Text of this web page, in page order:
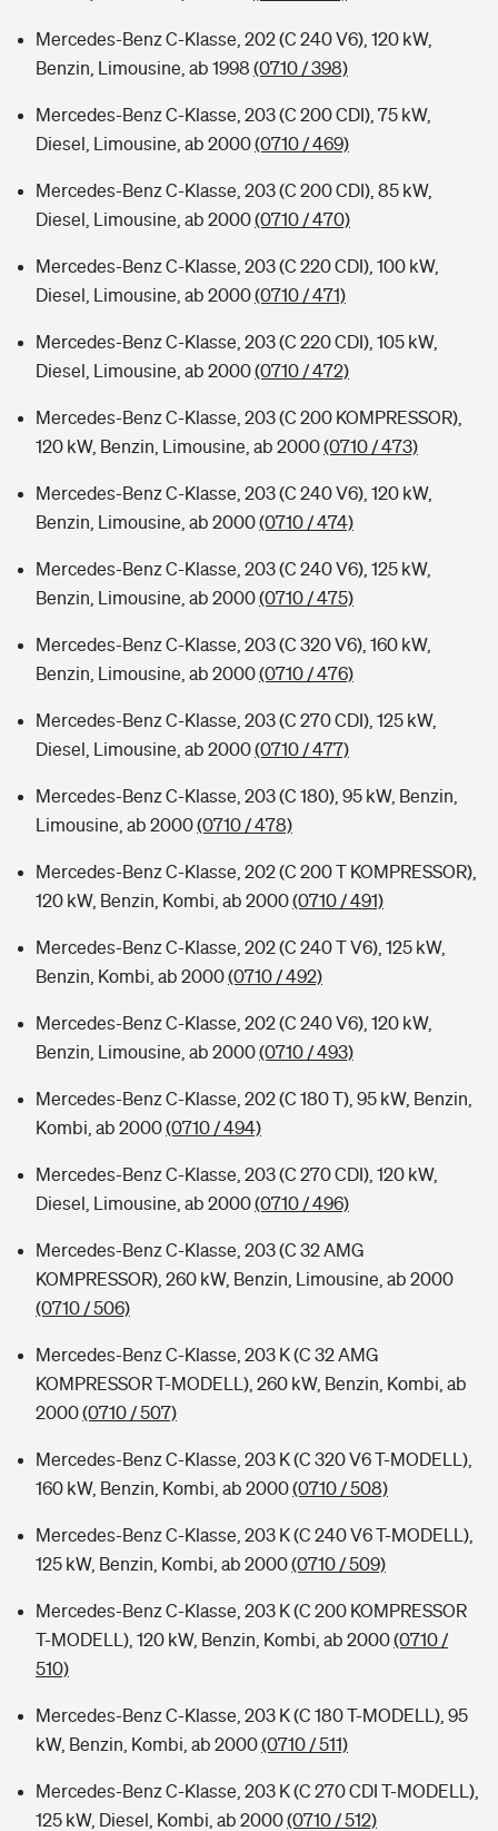
Mercedes-Benz C-Klasse, 202 (C 240 V6), 120 kW,
Benzin, Limousine, ab 1998 (0710 / 398)
Mercedes-Benz C-Klasse, 203 (C 200 CDI), 75 kW,
Diesel, Limousine, ab 2000(0710 / 469)
Mercedes-Benz C-Klasse, 203 (C 200 CDI), 85 kW,
Diesel, Limousine, ab 2000(0710 / 470)
Mercedes-Benz C-Klasse, 203 (C 220 CDI), 100 kW,
Diesel, Limousine, ab 2000(0710 / 471)
Mercedes-Benz C-Klasse, 203 (C 220 CDI), 105 kW,
Diesel, Limousine, ab 2000(0710 / 472)
Mercedes-Benz C-Klasse, 203 (C 200 KOMPRESSOR),
120 kW, Benzin, Limousine, ab 2000(0710 / 473)
Mercedes-Benz C-Klasse, 203 (C 240 V6), 120 kW,
Benzin, Limousine, ab 2000(0710 / 474)
Mercedes-Benz C-Klasse, 203 (C 240 V6), 125 kW,
Benzin, Limousine, ab 2000(0710 / 475)
Mercedes-Benz C-Klasse, 203 (C 320 V6), 160 kW,
Benzin, Limousine, ab 2000(0710 / 476)
Mercedes-Benz C-Klasse, 203 (C 270 CDI), 125 kW,
Diesel, Limousine, ab 2000(0710 / 477)
Mercedes-Benz C-Klasse, 203 (C 180), 95 kW, Benzin,
Limousine, ab 2000(0710 / 478)
Mercedes-Benz C-Klasse, 202 (C 200 T KOMPRESSOR),
120 kW, Benzin, Kombi, ab 2000(0710 / 491)
Mercedes-Benz C-Klasse, 202 (C 240 T V6), 125 kW,
Benzin, Kombi, ab 2000(0710 / 492)
Mercedes-Benz C-Klasse, 202 (C 240 V6), 120 kW,
Benzin, Limousine, ab 2000(0710 / 493)
Mercedes-Benz C-Klasse, 202 (C 180 T), 95 kW, Benzin,
Kombi, ab 2000(0710 / 494)
Mercedes-Benz C-Klasse, 203 (C 270 CDI), 120 kW,
Diesel, Limousine, ab 2000(0710 / 496)
Mercedes-Benz C-Klasse, 203 (C 32 AMG
KOMPRESSOR), 260 kW, Benzin, Limousine, ab 2000
(0710 / 506)
Mercedes-Benz C-Klasse, 203 K (C 32 AMG
KOMPRESSOR T-MODELL), 260 kW, Benzin, Kombi, ab
2000(0710 / 507)
Mercedes-Benz C-Klasse, 203 K (C 320 V6 T-MODELL),
160 kW, Benzin, Kombi, ab 2000(0710 / 508)
Mercedes-Benz C-Klasse, 203 K (C 240 V6 T-MODELL),
125 kW, Benzin, Kombi, ab 2000(0710 / 509)
Mercedes-Benz C-Klasse, 203 K (C 200 KOMPRESSOR
T-MODELL), 120 kW, Benzin, Kombi, ab 2000(0710 /
510)
Mercedes-Benz C-Klasse, 203 K (C 180 T-MODELL), 95
kW, Benzin, Kombi, ab 2000(0710 / 511)
Mercedes-Benz C-Klasse, 203 K (C 270 CDI T-MODELL),
125 kW, Diesel, Kombi, ab 2000(0710 / 512)